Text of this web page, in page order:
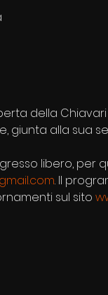
della
giunta alla sua
libero,
. Il
sul sito